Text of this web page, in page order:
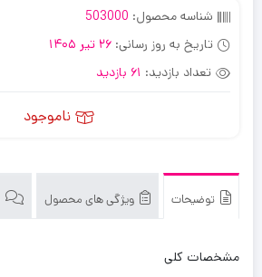
شناسه محصول: 503000
تاریخ به روز رسانی: 26 تیر 1405
تعداد بازدید: 61 بازدید
ناموجود
توضیحات ویژگی های محصول
مشخصات کلی